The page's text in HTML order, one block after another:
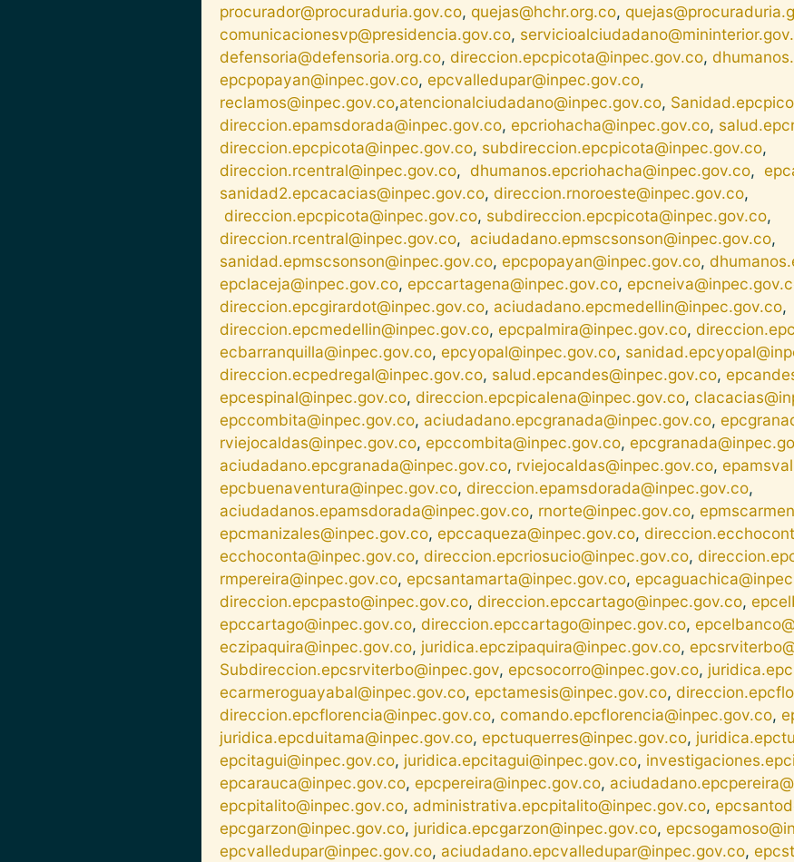
procurador@procuraduria.gov.co, quejas@hchr.org.co,
comunicacionesvp@presidencia.gov.co,
defensoria@defensoria.org.co, direccion.epcpicota@inpec.gov.co,
epcpopayan@inpec.gov.co, epcvalledupar@inpec.gov.co,
reclamos@inpec.gov.co,atencionalciudadano@inpec.gov.co,
direccion.epamsdorada@inpec.gov.co, epcriohacha@inpec.gov.co,
direccion.epcpicota@inpec.gov.co, subdireccion.epcpicota@inpec.gov.co,
direccion.rcentral@inpec.gov.co, dhumanos.epcriohacha@inpec.gov.co,
sanidad2.epcacacias@inpec.gov.co, direccion.rnoroeste@inpec.gov.co,
direccion.epcpicota@inpec.gov.co, subdireccion.epcpicota@inpec.gov.co,
direccion.rcentral@inpec.gov.co, aciudadano.epmscsonson@inpec.gov.co,
sanidad.epmscsonson@inpec.gov.co, epcpopayan@inpec.gov.co,
epclaceja@inpec.gov.co, epccartagena@inpec.gov.co,
direccion.epcgirardot@inpec.gov.co, aciudadano.epcmedellin@inpec.gov.co,
direccion.epcmedellin@inpec.gov.co, epcpalmira@inpec.gov.co,
ecbarranquilla@inpec.gov.co, epcyopal@inpec.gov.co,
direccion.ecpedregal@inpec.gov.co, salud.epcandes@inpec.gov.co,
epcespinal@inpec.gov.co, direccion.epcpicalena@inpec.gov.co,
epccombita@inpec.gov.co, aciudadano.epcgranada@inpec.gov.co,
rviejocaldas@inpec.gov.co, epccombita@inpec.gov.co,
aciudadano.epcgranada@inpec.gov.co, rviejocaldas@inpec.gov.co,
epcbuenaventura@inpec.gov.co, direccion.epamsdorada@inpec.gov.co,
aciudadanos.epamsdorada@inpec.gov.co, rnorte@inpec.gov.co,
epcmanizales@inpec.gov.co, epccaqueza@inpec.gov.co,
ecchoconta@inpec.gov.co, direccion.epcriosucio@inpec.gov.co,
rmpereira@inpec.gov.co, epcsantamarta@inpec.gov.co,
direccion.epcpasto@inpec.gov.co, direccion.epccartago@inpec.gov.co,
epccartago@inpec.gov.co, direccion.epccartago@inpec.gov.co,
eczipaquira@inpec.gov.co, juridica.epczipaquira@inpec.gov.co,
Subdireccion.epcsrviterbo@inpec.gov, epcsocorro@inpec.gov.co,
ecarmeroguayabal@inpec.gov.co, epctamesis@inpec.gov.co,
direccion.epcflorencia@inpec.gov.co, comando.epcflorencia@inpec.gov.co,
juridica.epcduitama@inpec.gov.co, epctuquerres@inpec.gov.co,
epcitagui@inpec.gov.co, juridica.epcitagui@inpec.gov.co,
epcarauca@inpec.gov.co, epcpereira@inpec.gov.co,
epcpitalito@inpec.gov.co, administrativa.epcpitalito@inpec.gov.co,
epcgarzon@inpec.gov.co, juridica.epcgarzon@inpec.gov.co,
epcvalledupar@inpec.gov.co, aciudadano.epcvalledupar@inpec.gov.co,